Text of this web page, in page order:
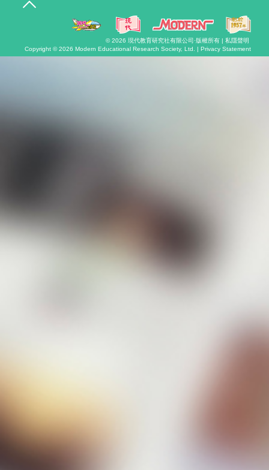
n
© 2026 現代教育研究社有限公司 ·版權所有 | 私隱聲明
Copyright © 2026 Modern Educational Research Society, Ltd. | Privacy Statement